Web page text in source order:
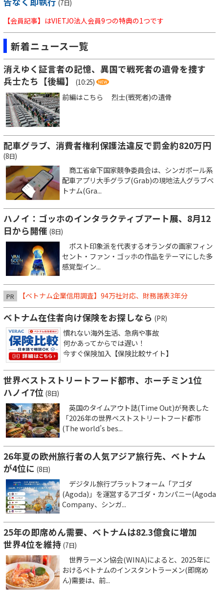
(7日)
【会員記事】はVIETJO法人会員9つの特典の1つです
新着ニュース一覧
消えゆく証言者の記憶、異国で戦死者の遺骨を捜す
兵士たち【後編】
(10:25)
前編はこちら 烈士(戦死者)の遺骨
配車グラブ、消費者権利保護法違反で罰金約820万円
(8日)
商工省傘下国家競争委員会は、シンガポール系
配車アプリ大手グラブ(Grab)の現地法人グラブベ
トナム(Gra...
ハノイ：ゴッホのインタラクティブアート展、8月12
日から開催 (8日)
ポスト印象派を代表するオランダの画家フィン
セント・ファン・ゴッホの作品をテーマにした多
感覚型イン...
PR 【ベトナム企業信用調査】94万社対応、財務諸表3年分
ベトナム在住者向け保険をお探しなら (PR)
慣れない海外生活、急病や事故
何かあってからでは遅い！
今すぐ保険加入【保険比較サイト】
世界ベストストリートフード都市、ホーチミン1位
ハノイ7位 (8日)
英国のタイムアウト誌(Time Out)が発表した
「2026年の世界ベストストリートフード都市
(The world’s bes...
26年夏の欧州旅行者の人気アジア旅行先、ベトナム
が4位に (8日)
デジタル旅行プラットフォーム「アゴダ
(Agoda)」を運営するアゴダ・カンパニー(Agoda
Company、シンガ...
25年の即席めん需要、ベトナムは82.3億食に増加
世界4位を維持 (7日)
世界ラーメン協会(WINA)によると、2025年に
おけるベトナムのインスタントラーメン(即席め
ん)需要は、前...